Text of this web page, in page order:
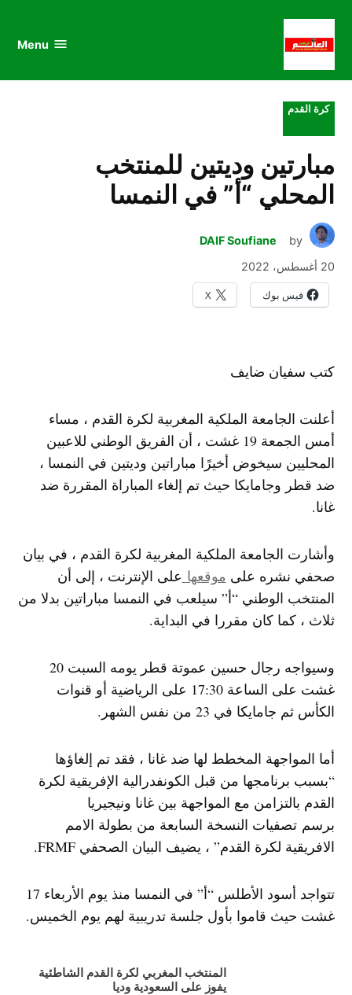
Menu
POSTED
كرة القدم
مبارتين وديتين للمنتخب
المحلي “أ” في النمسا
by
DAIF Soufiane
20 أغسطس، 2022
فيس بوك X
كتب سفيان ضايف
أعلنت الجامعة الملكية المغربية لكرة القدم ، مساء
أمس الجمعة 19 غشت ، أن الفريق الوطني للاعبين
المحليين سيخوض أخيرًا مباراتين وديتين في النمسا ،
ضد قطر وجامايكا حيث تم إلغاء المباراة المقررة ضد
غانا.
وأشارت الجامعة الملكية المغربية لكرة القدم ، في بيان
صحفي نشره على موقعها على الإنترنت ، إلى أن
المنتخب الوطني “أ” سيلعب في النمسا مباراتين بدلا من
ثلاث ، كما كان مقررا في البداية.
وسيواجه رجال حسين عموتة قطر يومه السبت 20
غشت على الساعة 17:30 على الرياضية أو قنوات
الكأس ثم جامايكا في 23 من نفس الشهر.
أما المواجهة المخطط لها ضد غانا ، فقد تم إلغاؤها
“بسبب برنامجها من قبل الكونفدرالية الإفريقية لكرة
القدم بالتزامن مع المواجهة بين غانا ونيجيريا
برسم تصفيات النسخة السابعة من بطولة الامم
الافريقية لكرة القدم” ، يضيف البيان الصحفي FRMF.
تتواجد أسود الأطلس “أ” في النمسا منذ يوم الأربعاء 17
غشت حيث قاموا بأول جلسة تدريبية لهم يوم الخميس.
المنتخب المغربي لكرة القدم الشاطئية
يفوز على السعودية وديا